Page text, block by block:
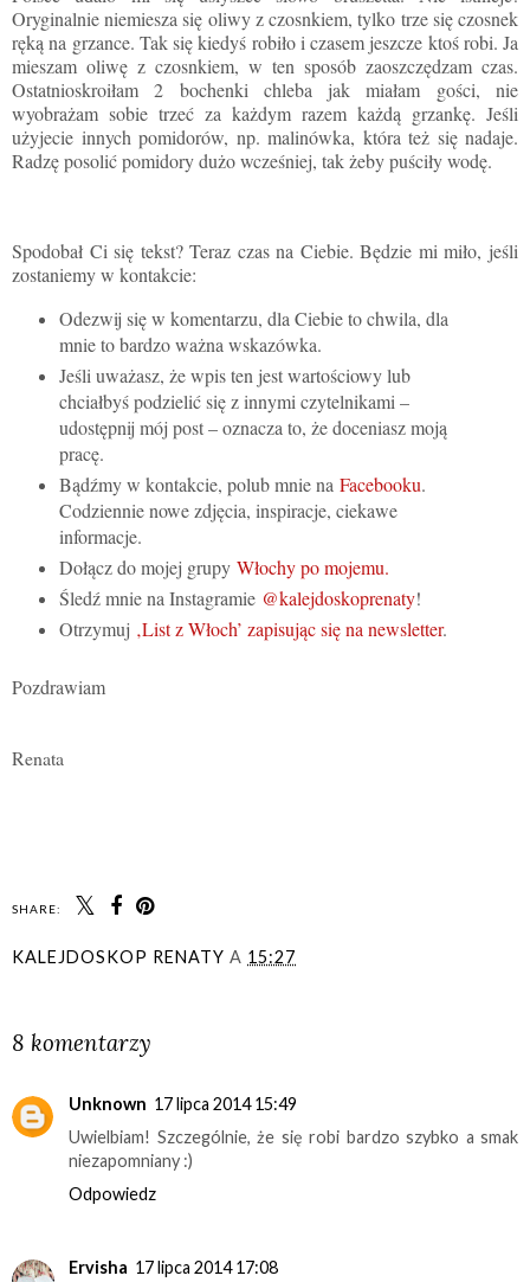
Oryginalnie niemiesza się oliwy z czosnkiem, tylko trze się czosnek
ręką na grzance. Tak się kiedyś robiło i czasem jeszcze ktoś robi. Ja
mieszam oliwę z czosnkiem, w ten sposób zaoszczędzam czas.
Ostatnioskroiłam 2 bochenki chleba jak miałam gości, nie
wyobrażam sobie trzeć za każdym razem każdą grzankę. Jeśli
użyjecie innych pomidorów, np. malinówka, która też się nadaje.
Radzę posolić pomidory dużo wcześniej, tak żeby puściły wodę.
Spodobał Ci się tekst? Teraz czas na Ciebie. Będzie mi miło, jeśli
zostaniemy w kontakcie:
Odezwij się w komentarzu, dla Ciebie to chwila, dla
mnie to bardzo ważna wskazówka.
Jeśli uważasz, że wpis ten jest wartościowy lub
chciałbyś podzielić się z innymi czytelnikami –
udostępnij mój post – oznacza to, że doceniasz moją
pracę.
Bądźmy w kontakcie, polub mnie na Facebooku.
Codziennie nowe zdjęcia, inspiracje, ciekawe
informacje.
Dołącz do mojej grupy Włochy po mojemu.
Śledź mnie na Instagramie @kalejdoskoprenaty!
Otrzymuj ‚List z Włoch’ zapisując się na newsletter.
Pozdrawiam
Renata
SHARE:
KALEJDOSKOP RENATY A 15:27
8 komentarzy
Unknown 17 lipca 2014 15:49
Uwielbiam! Szczególnie, że się robi bardzo szybko a smak
niezapomniany :)
Odpowiedz
Ervisha 17 lipca 2014 17:08